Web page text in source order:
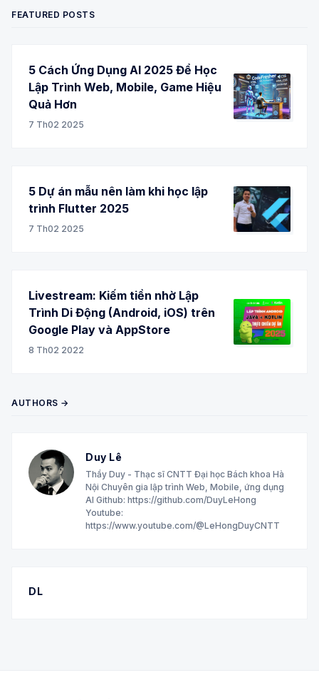
FEATURED POSTS
5 Cách Ứng Dụng AI 2025 Để Học
Lập Trình Web, Mobile, Game Hiệu
Quả Hơn
7 Th02 2025
5 Dự án mẫu nên làm khi học lập
trình Flutter 2025
7 Th02 2025
Livestream: Kiếm tiền nhờ Lập
Trình Di Động (Android, iOS) trên
Google Play và AppStore
8 Th02 2022
AUTHORS →
Duy Lê
Thầy Duy - Thạc sĩ CNTT Đại học Bách khoa Hà
Nội Chuyên gia lập trình Web, Mobile, ứng dụng
AI Github: https://github.com/DuyLeHong
Youtube:
https://www.youtube.com/@LeHongDuyCNTT
DL